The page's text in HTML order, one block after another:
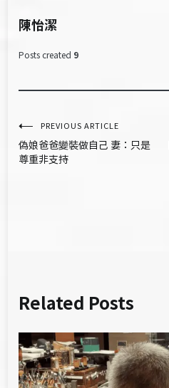
陳怡潔
Posts created 9
文
章
PREVIOUS ARTICLE
偽娘爸爸變裝做自己 妻：只是
尊重非支持
Related Posts